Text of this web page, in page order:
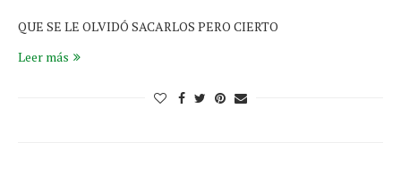
QUE SE LE OLVIDÓ SACARLOS PERO CIERTO
Leer más